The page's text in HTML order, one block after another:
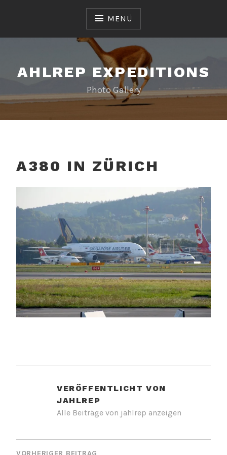
MENÜ
AHLREP EXPEDITIONS
Photo Gallery
A380 IN ZÜRICH
VERÖFFENTLICHT VON
JAHLREP
Alle Beiträge von jahlrep anzeigen
BEITRAGSNAVIGATION